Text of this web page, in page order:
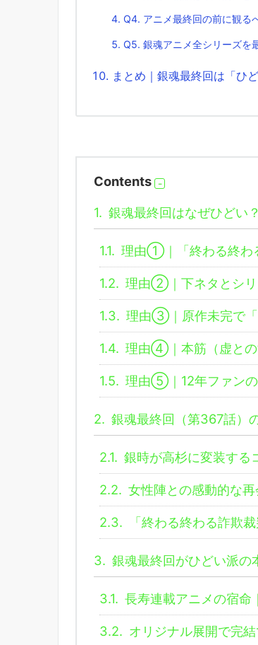
Q4. アニメ最終回の前に観る
Q5. 銀魂アニメ全シリーズを
まとめ｜銀魂最終回は「ひ
Contents
1. 銀魂最終回はなぜひどい
1.1. 理由①｜「終わる終わ
1.2. 理由②｜下ネタとシリ
1.3. 理由③｜原作未完で「
1.4. 理由④｜本筋（虚との
1.5. 理由⑤｜12年ファン
2. 銀魂最終回（第367話）
2.1. 銀時が高杉に変装する
2.2. 女性陣との感動的な
2.3. 「終わる終わる詐欺
3. 銀魂最終回がひどい派の
3.1. 長寿連載アニメの宿命
3.2. オリジナル展開で完